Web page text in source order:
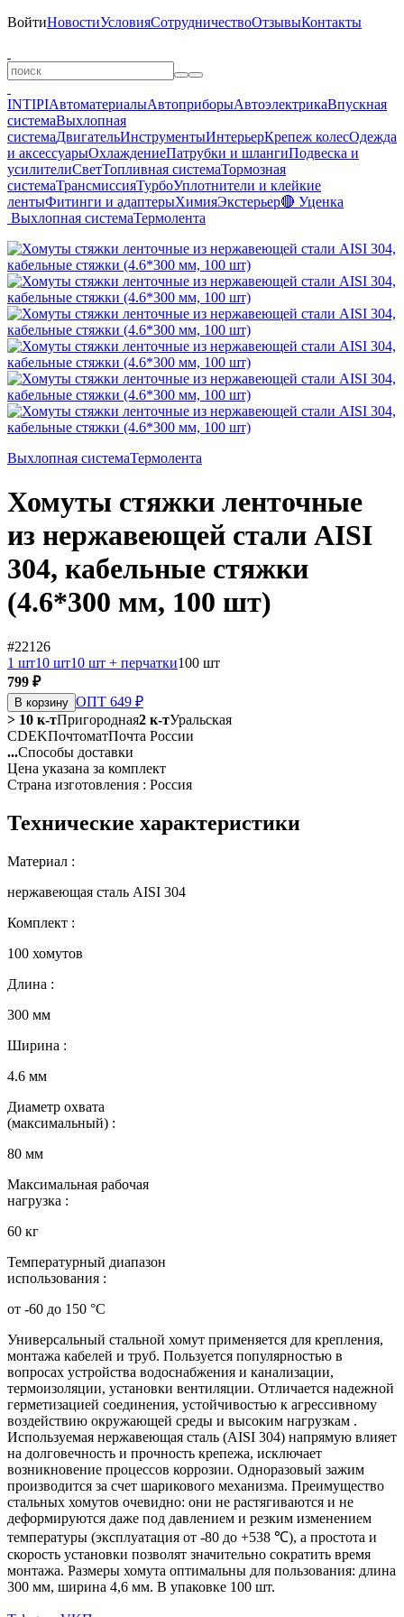
ВойтиНовостиУсловияСотрудничествоОтзывыКонтакты
INTIPIАвтоматериалыАвтоприборыАвтоэлектрикаВпускная
системаВыхлопная
системаДвигательИнструментыИнтерьерКрепеж колесОдежда
и аксессуарыОхлаждениеПатрубки и шлангиПодвеска и
усилителиСветТопливная системаТормозная
системаТрансмиссияТурбоУплотнители и клейкие
лентыФитинги и адаптерыХимияЭкстерьер🔴 Уценка
Выхлопная системаТермолента
Выхлопная системаТермолента
Хомуты стяжки ленточные
из нержавеющей стали AISI
304, кабельные стяжки
(4.6*300 мм, 100 шт)
#22126
1 шт10 шт10 шт + перчатки100 шт
799 ₽
В корзину ОПТ 649 ₽
> 10 к-тПригородная2 к-тУральская
CDEKПочтоматПочта России
...Способы доставки
Цена указана за комплект
Страна изготовления : Россия
Технические характеристики
Материал :
нержавеющая сталь AISI 304
Комплект :
100 хомутов
Длина :
300 мм
Ширина :
4.6 мм
Диаметр охвата
(максимальный) :
80 мм
Максимальная рабочая
нагрузка :
60 кг
Температурный диапазон
использования :
от -60 до 150 °C
Универсальный стальной хомут применяется для крепления,
монтажа кабелей и труб. Пользуется популярностью в
вопросах устройства водоснабжения и канализации,
термоизоляции, установки вентиляции. Отличается надежной
герметизацией соединения, устойчивостью к агрессивному
воздействию окружающей среды и высоким нагрузкам .
Используемая нержавеющая сталь (AISI 304) напрямую влияет
на долговечность и прочность крепежа, исключает
возникновение процессов коррозии. Одноразовый зажим
производится за счет шарикового механизма. Преимущество
стальных хомутов очевидно: они не растягиваются и не
деформируются даже под давлением и резким изменением
температуры (эксплуатация от -80 до +538 ℃), а простота и
скорость установки позволят значительно сократить время
монтажа. Размеры хомута оптимальны для пользования: длина
300 мм, ширина 4,6 мм. В упаковке 100 шт.